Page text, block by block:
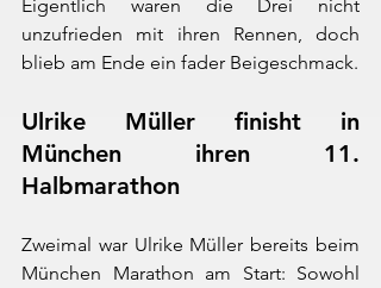
Eigentlich waren die Drei nicht
unzufrieden mit ihren Rennen, doch
blieb am Ende ein fader Beigeschmack.
Ulrike Müller finisht in
München ihren 11.
Halbmarathon
Zweimal war Ulrike Müller bereits beim
München Marathon am Start: Sowohl